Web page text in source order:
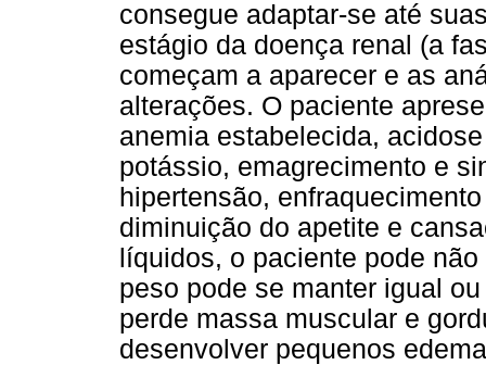
consegue adaptar-se até
estágio da doença renal (a
começam a aparecer e as
alterações. O paciente
anemia estabelecida,
potássio, emagrecimento e
hipertensão,
diminuição do apetite e
líquidos, o paciente pode
peso pode se manter igual
perde massa muscular e
desenvolver pequenos